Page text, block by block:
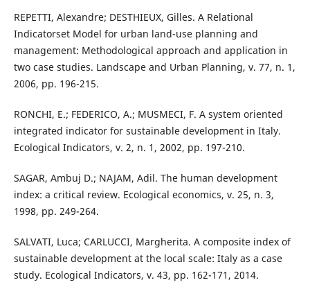
REPETTI, Alexandre; DESTHIEUX, Gilles. A Relational
Indicatorset Model for urban land-use planning and
management: Methodological approach and application in
two case studies. Landscape and Urban Planning, v. 77, n. 1,
2006, pp. 196-215.
RONCHI, E.; FEDERICO, A.; MUSMECI, F. A system oriented
integrated indicator for sustainable development in Italy.
Ecological Indicators, v. 2, n. 1, 2002, pp. 197-210.
SAGAR, Ambuj D.; NAJAM, Adil. The human development
index: a critical review. Ecological economics, v. 25, n. 3,
1998, pp. 249-264.
SALVATI, Luca; CARLUCCI, Margherita. A composite index of
sustainable development at the local scale: Italy as a case
study. Ecological Indicators, v. 43, pp. 162-171, 2014.